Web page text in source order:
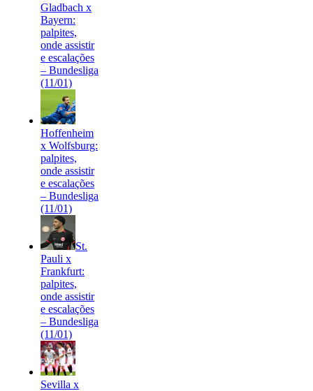
Gladbach x
Bayern:
palpites,
onde assistir
e escalações
– Bundesliga
(11/01)
Hoffenheim
x Wolfsburg:
palpites,
onde assistir
e escalações
– Bundesliga
(11/01)
St.
Pauli x
Frankfurt:
palpites,
onde assistir
e escalações
– Bundesliga
(11/01)
Sevilla x